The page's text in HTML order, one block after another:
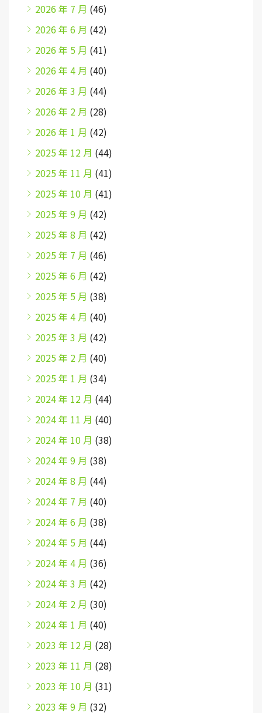
2026 年 7 月 (46)
2026 年 6 月 (42)
2026 年 5 月 (41)
2026 年 4 月 (40)
2026 年 3 月 (44)
2026 年 2 月 (28)
2026 年 1 月 (42)
2025 年 12 月 (44)
2025 年 11 月 (41)
2025 年 10 月 (41)
2025 年 9 月 (42)
2025 年 8 月 (42)
2025 年 7 月 (46)
2025 年 6 月 (42)
2025 年 5 月 (38)
2025 年 4 月 (40)
2025 年 3 月 (42)
2025 年 2 月 (40)
2025 年 1 月 (34)
2024 年 12 月 (44)
2024 年 11 月 (40)
2024 年 10 月 (38)
2024 年 9 月 (38)
2024 年 8 月 (44)
2024 年 7 月 (40)
2024 年 6 月 (38)
2024 年 5 月 (44)
2024 年 4 月 (36)
2024 年 3 月 (42)
2024 年 2 月 (30)
2024 年 1 月 (40)
2023 年 12 月 (28)
2023 年 11 月 (28)
2023 年 10 月 (31)
2023 年 9 月 (32)